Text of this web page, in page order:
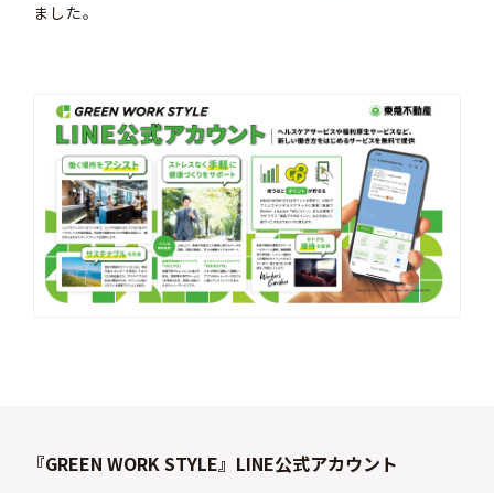
ました。
『GREEN WORK STYLE』LINE公式アカウント